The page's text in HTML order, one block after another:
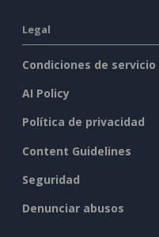
Legal
Condiciones de servicio
AI Policy
Política de privacidad
Content Guidelines
Seguridad
Denunciar abusos